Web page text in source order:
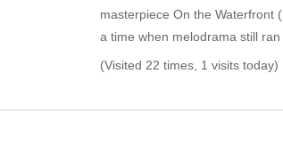
masterpiece On the Waterfront
a time when melodrama still
(Visited 22 times, 1 visits today)